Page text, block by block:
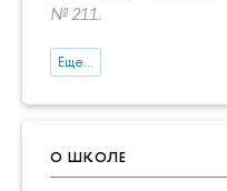
№ 211.
Еще...
О ШКОЛЕ